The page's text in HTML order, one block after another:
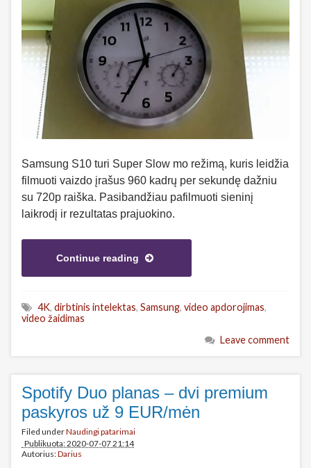
Samsung S10 turi Super Slow mo režimą, kuris leidžia
filmuoti vaizdo įrašus 960 kadrų per sekundę dažniu
su 720p raiška. Pasibandžiau pafilmuoti sieninį
laikrodį ir rezultatas prajuokino.
Continue reading
4K, dirbtinis intelektas, Samsung, video apdorojimas,
video žaidimas
Leave comment
Spotify Duo planas – dvi premium
paskyros už 9 EUR/mėn
Filed underNaudingi patarimai
Publikuota: 2020-07-07 21:14
Autorius:Darius